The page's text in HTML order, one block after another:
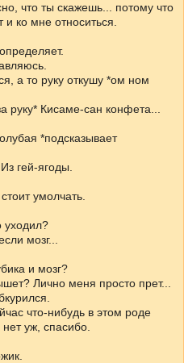
что ты скажешь... потому что
ко мне относиться.
а то руку откушу *ом ном
руку* Кисаме-сан конфета...
*подсказывает
гей-ягоды.
умолчать.
уходил?
мозг...
и мозг?
Лично меня просто прет...
что-нибудь в этом роде
уж, спасибо.